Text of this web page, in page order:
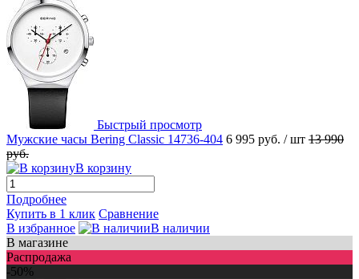
Быстрый просмотр
Мужские часы Bering Classic 14736-404 6 995 руб. / шт 13 990
руб.
В корзину
Подробнее
Купить в 1 клик Сравнение
В избранное
В наличии
В магазине
Распродажа
-50%